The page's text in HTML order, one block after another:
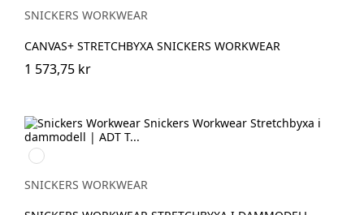
SNICKERS WORKWEAR
CANVAS+ STRETCHBYXA SNICKERS WORKWEAR
1 573,75 kr
Marinblå
SNICKERS WORKWEAR